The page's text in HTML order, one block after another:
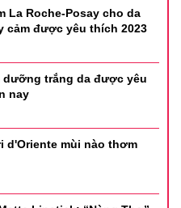
La Roche-Posay cho da
cảm được yêu thích 2023
dưỡng trắng da được yêu
nay
d'Oriente mùi nào thơm